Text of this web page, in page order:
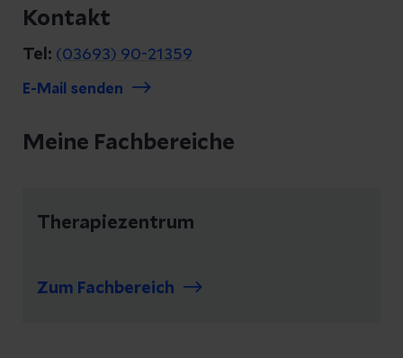
Kontakt
Tel: (03693) 90-21359
E-Mail senden
Meine Fachbereiche
Therapiezentrum
Zum Fachbereich